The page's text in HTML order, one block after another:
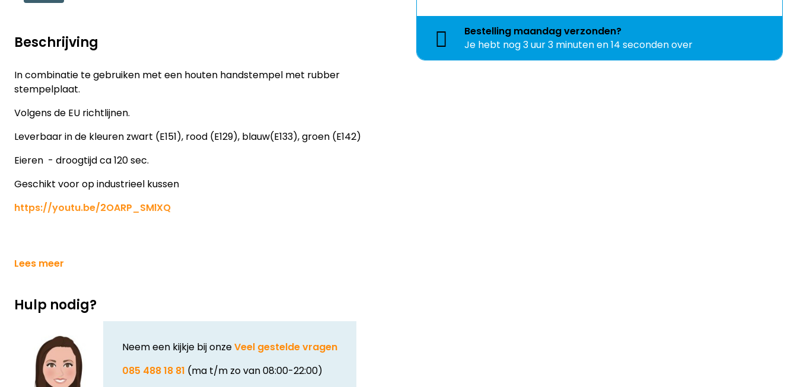
Beschrijving
In combinatie te gebruiken met een houten handstempel met rubber
stempelplaat.
Volgens de EU richtlijnen.
Leverbaar in de kleuren zwart (E151), rood (E129), blauw(E133), groen (E142)
Eieren - droogtijd ca 120 sec.
Geschikt voor op industrieel kussen
https://youtu.be/2OARP_SMlXQ
Lees meer
Hulp nodig?
Neem een kijkje bij onzeVeel gestelde vragen
085 488 18 81 (ma t/m zo van 08:00-22:00)
Bestelling maandagverzonden?
Je hebt nog3 uur 3 minuten en 13 seconden over